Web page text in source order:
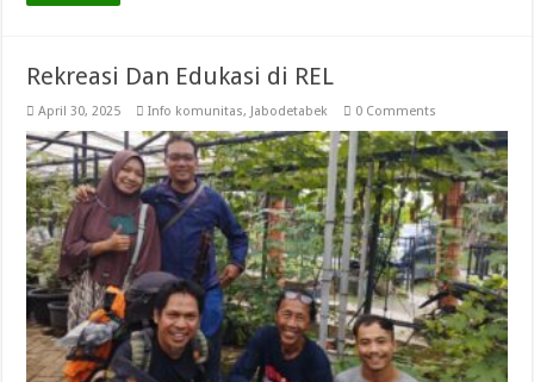
Rekreasi Dan Edukasi di REL
April 30, 2025 Info komunitas, Jabodetabek 0 Comments